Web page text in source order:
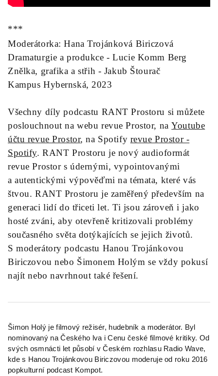
***
Moderátorka: Hana Trojánková Biriczová
Dramaturgie a produkce - Lucie Komm Berg
Znělka, grafika a střih - Jakub Štourač
Kampus Hybernská, 2023
Všechny díly podcastu RANT Prostoru si můžete
poslouchnout na webu revue Prostor, naYoutube
účtu revue Prostor, na Spotify revue Prostor -
Spotify. RANT Prostoru je nový audioformát
revue Prostor s údernými, vypointovanými
a autentickými výpověďmi na témata, které vás
štvou. RANT Prostoru je zaměřený především na
generaci lidí do třiceti let. Ti jsou zároveň i jako
hosté zváni, aby otevřeně kritizovali problémy
současného světa dotýkajících se jejich životů.
S moderátory podcastu Hanou Trojánkovou
Biriczovou nebo Šimonem Holým se vždy pokusí
najít nebo navrhnout také řešení.
Šimon Holý je filmový režisér, hudebník a moderátor. Byl
nominovaný na Českého lva i Cenu české filmové kritiky. Od
svých osmnácti let působí v Českém rozhlasu Radio Wave,
kde s Hanou Trojánkovou Biriczovou moderuje od roku 2016
popkulturní podcast Kompot.